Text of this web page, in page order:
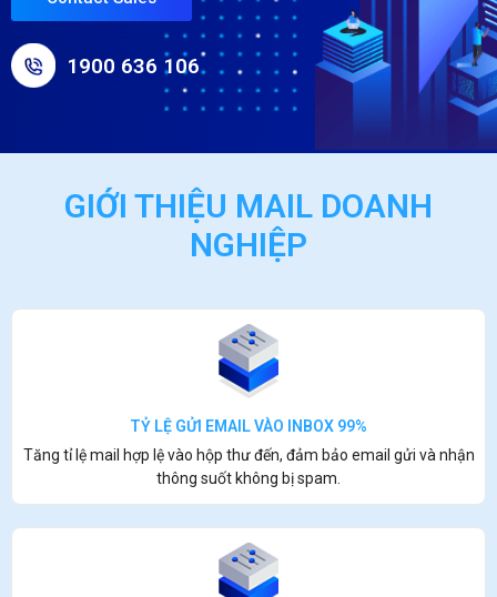
1900 636 106
GIỚI THIỆU MAIL DOANH
NGHIỆP​
TỶ LỆ GỬI EMAIL VÀO INBOX 99%
Tăng tỉ lệ mail hợp lệ vào hộp thư đến, đảm bảo email gửi và nhận
thông suốt không bị spam.